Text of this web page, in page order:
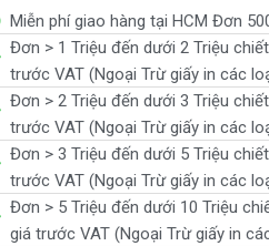
Miễn phí giao hàng tại HCM Đơn
Đơn > 1 Triệu đến dưới 2 Triệu
trước VAT (Ngoại Trừ giấy in các
Đơn > 2 Triệu đến dưới 3 Triệu
trước VAT (Ngoại Trừ giấy in các
Đơn > 3 Triệu đến dưới 5 Triệu
trước VAT (Ngoại Trừ giấy in các
Đơn > 5 Triệu đến dưới 10 Triệu
giá trước VAT (Ngoại Trừ giấy in